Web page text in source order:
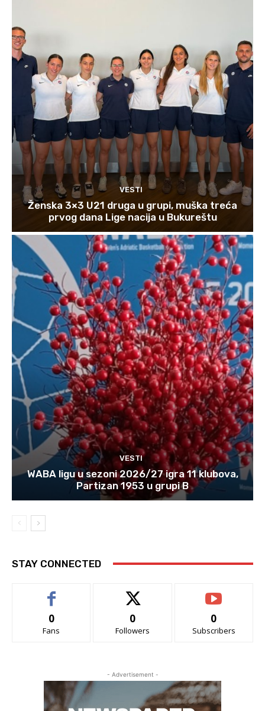
VESTI
Ženska 3×3 U21 druga u grupi, muška treća
prvog dana Lige nacija u Bukureštu
VESTI
WABA ligu u sezoni 2026/27 igra 11 klubova,
Partizan 1953 u grupi B
STAY CONNECTED
0
Fans
0
Followers
0
Subscribers
- Advertisement -